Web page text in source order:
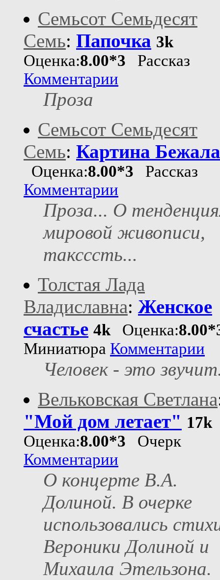
Семьсот Семьдесят
Семь: Папочка 3k
Оценка:8.00*3 Рассказ
Комментарии
Проза
Семьсот Семьдесят
Семь: Картина Бежала
Оценка:8.00*3 Рассказ
Комментарии
Проза... О
мировой живописи,
таксссть...
Толстая Лада
Владиславна: Женское
счастье 4kОценка:
Миниатюра Комментарии
Человек - это
Вельковская Светлана
"Мой дом летает" 17k
Оценка:8.00*3 Очерк
Комментарии
О концерте В.А.
Долиной. В очерке
использовались
Вероники Долиной и
Михаила Этельзона.